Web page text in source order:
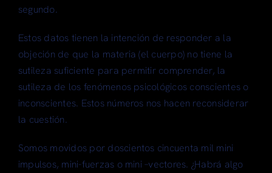
segundo.
Estos datos tienen la intención de responder a la
objeción de que la materia (el cuerpo) no tiene la
sutileza suficiente para permitir comprender, la
sutileza de los fenómenos psicológicos conscientes o
inconscientes. Estos números nos hacen reconsiderar
la cuestión.
Somos movidos por doscientos cincuenta mil mini
impulsos, mini-fuerzas o mini –vectores. ¿Habrá algo